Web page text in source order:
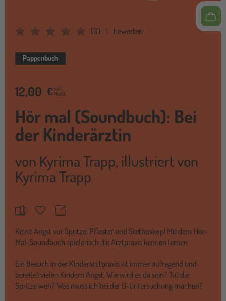
Average Rating: 0 (0) bewerten
Pappenbuch
12,00 €inkl.
MwSt.
Hör mal (Soundbuch): Bei
der Kinderärztin
von Kyrima Trapp, illustriert von
Kyrima Trapp
MerkzettelTeilen
Keine Angst vor Spritze, Pflaster und Stethoskop! Mit dem Hör-
Mal-Soundbuch spielerisch die Arztpraxis kennen lernen
Ein Besuch in der Kinderarztpraxis ist immer aufregend und
bereitet vielen Kindern Angst. Wie wird es da sein? Tut die
Spritze weh? Was muss ich bei der U-Untersuchung machen?